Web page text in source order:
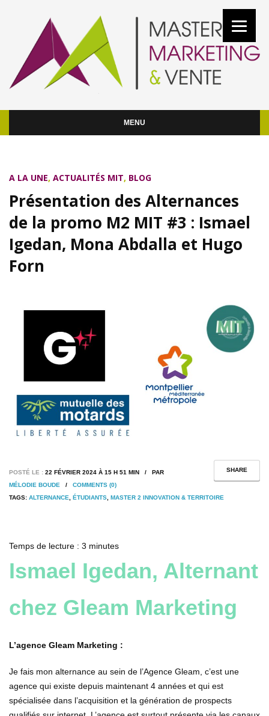
MENU
A LA UNE, ACTUALITÉS MIT, BLOG
Présentation des Alternances
de la promo M2 MIT #3 : Ismael
Igedan, Mona Abdalla et Hugo
Forn
SHARE
POSTÉ LE : 22 FÉVRIER 2024 À 15 H 51 MIN / PAR
MÉLODIE BOUDE / COMMENTS (0)
TAGS: ALTERNANCE ÉTUDIANTS MASTER 2 INNOVATION & TERRITOIRE
Temps de lecture : 3 minutes
Ismael Igedan, Alternant
chez Gleam Marketing
L’agence Gleam Marketing :
Je fais mon alternance au sein de l’Agence Gleam, c’est une
agence qui existe depuis maintenant 4 années et qui est
spécialisée dans l’acquisition et la génération de prospects